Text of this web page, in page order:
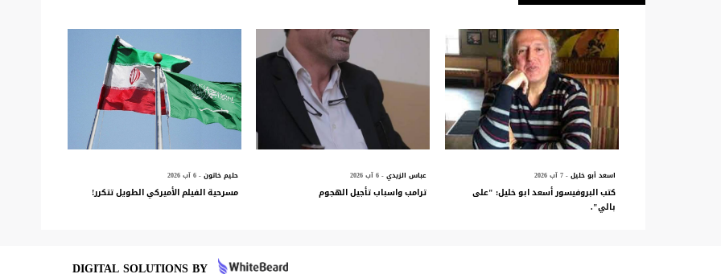
اسعد أبو خليل- 7 آب 2026
كتب البروفيسور أسعد ابو خليل: "على
بالي".
عباس الزيدي - 6 آب 2026
ترامب واسباب تأجيل الهجوم
حليم خاتون- 6 آب 2026
مسرحية الفيلم الأميركي الطويل تتكرر!
DIGITAL SOLUTIONS BY